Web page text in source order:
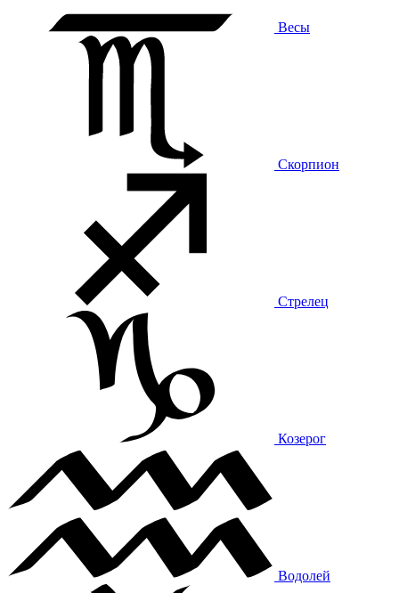
Весы
Скорпион
Стрелец
Козерог
Водолей